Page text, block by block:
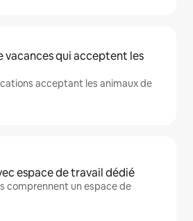
vacances qui acceptent les
acceptant les animaux de
espace de travail dédié
comprennent un espace de